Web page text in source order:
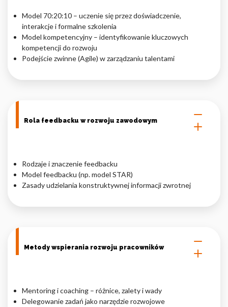
Model 70:20:10 – uczenie się przez doświadczenie,
interakcje i formalne szkolenia
Model kompetencyjny – identyfikowanie kluczowych
kompetencji do rozwoju
Podejście zwinne (Agile) w zarządzaniu talentami
Rola feedbacku w rozwoju zawodowym
Rodzaje i znaczenie feedbacku
Model feedbacku (np. model STAR)
Zasady udzielania konstruktywnej informacji zwrotnej
Metody wspierania rozwoju pracowników
Mentoring i coaching – różnice, zalety i wady
Delegowanie zadań jako narzędzie rozwojowe